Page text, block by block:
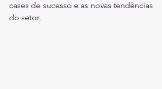
cases de sucesso e as novas tendências
do setor.